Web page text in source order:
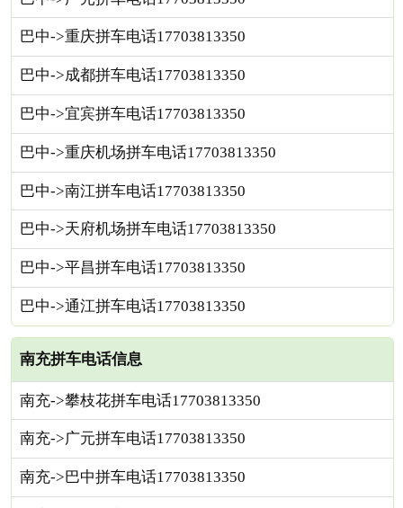
巴中->重庆拼车电话17703813350
巴中->成都拼车电话17703813350
巴中->宜宾拼车电话17703813350
巴中->重庆机场拼车电话17703813350
巴中->南江拼车电话17703813350
巴中->天府机场拼车电话17703813350
巴中->平昌拼车电话17703813350
巴中->通江拼车电话17703813350
南充拼车电话信息
南充->攀枝花拼车电话17703813350
南充->广元拼车电话17703813350
南充->巴中拼车电话17703813350